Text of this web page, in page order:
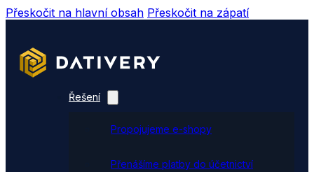
Přeskočit na hlavní obsah Přeskočit na zápatí
Řešení
Propojujeme e-shopy
Přenášíme platby do účetnictví